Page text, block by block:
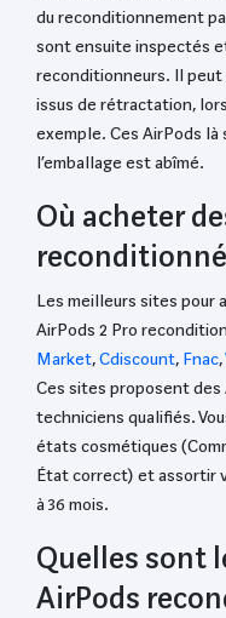
du reconditionnement
sont ensuite inspectés
reconditionneurs. Il peut
issus de rétractation,
exemple. Ces AirPods
l’emballage est abîmé.
Où acheter
Les meilleurs sites pour
AirPods 2 Pro
Market,Cdiscount, Fnac,
Ces sites proposent des
techniciens qualifiés.
états cosmétiques
État correct) et assortir
à 36 mois.
Quelles sont
AirPods